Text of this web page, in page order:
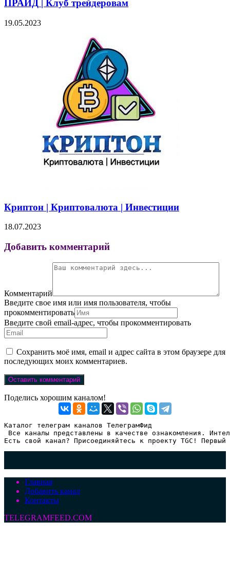
ПРАЙД | Клуб трейдеровам
19.05.2023
Криптон | Криптовалюта | Инвестиции
18.07.2023
Добавить комментарий
Комментарий
Введите свое имя или имя пользователя, чтобы
прокомментировать
Введите свой email-адрес, чтобы прокомментировать
Сохранить моё имя, email и адрес сайта в этом браузере для
последующих моих комментариев.
Поделись хорошим каналом!
Каталог телеграм каналов ТелеграмФид
Все каналы представлены в качестве ознакомления.
Есть свой канал? Присоединяйтесь к проекту TGC!
Главная
Добавить канал
Контакты
TELEGRAMFEED.COM